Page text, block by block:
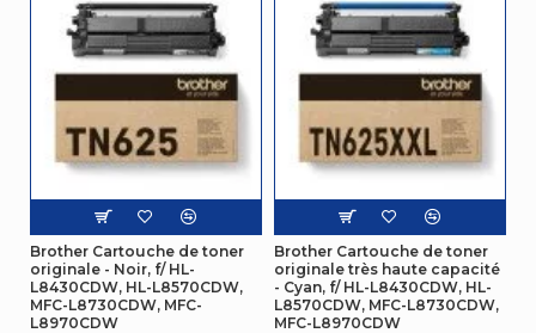
Brother Cartouche de toner
originale - Noir, f/ HL-
L8430CDW, HL-L8570CDW,
MFC-L8730CDW, MFC-
L8970CDW
Brother Cartouche de toner
originale très haute capacité
- Cyan, f/ HL-L8430CDW, HL-
L8570CDW, MFC-L8730CDW,
MFC-L8970CDW